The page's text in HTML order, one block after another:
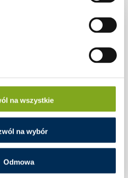
na wszystkie
na wybór
Odmowa